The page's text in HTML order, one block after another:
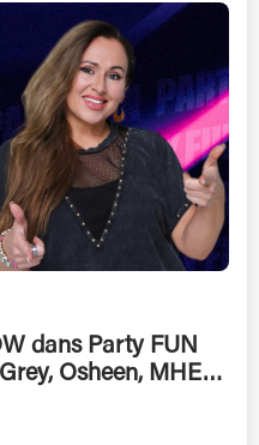
dans Party FUN
Osheen, MHE…